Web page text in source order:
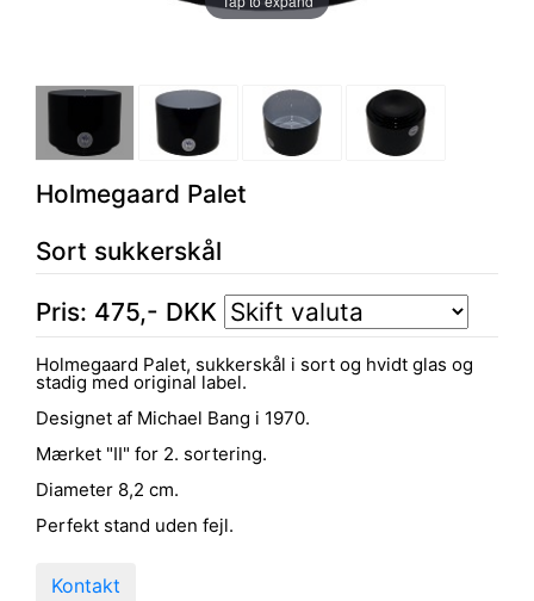
Holmegaard Palet
Sort sukkerskål
Pris: 475,- DKK
Holmegaard Palet, sukkerskål i sort og hvidt glas og
stadig med original label.
Designet af Michael Bang i 1970.
Mærket "II" for 2. sortering.
Diameter 8,2 cm.
Perfekt stand uden fejl.
Kontakt